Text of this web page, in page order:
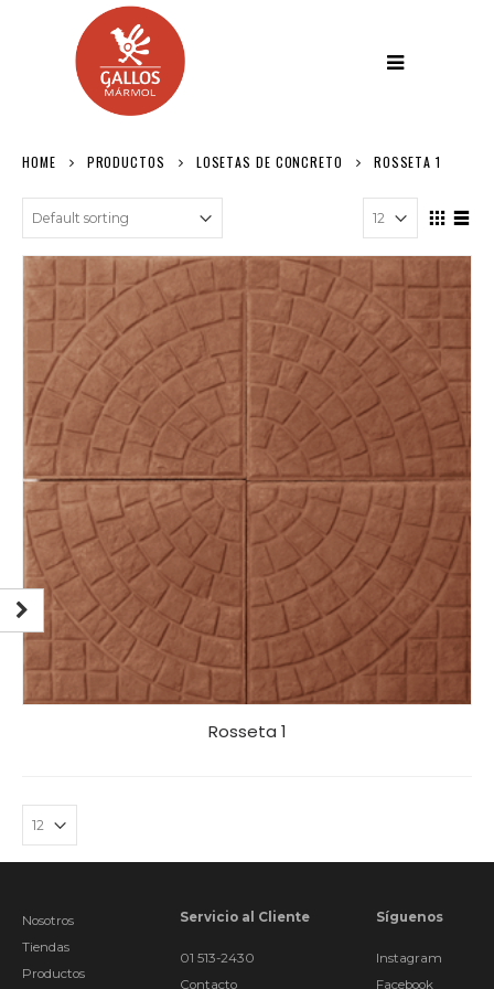
HOME PRODUCTOS LOSETAS DE CONCRETO ROSSETA 1
Rosseta 1
Nosotros
Tiendas
Productos
Servicio al Cliente
01 513-2430
Contacto
Síguenos
Instagram
Facebook